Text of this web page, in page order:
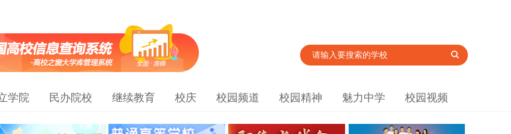
学院 民办院校 继续教育 校庆 校园频道 校园精神 魅力中学 校园视频